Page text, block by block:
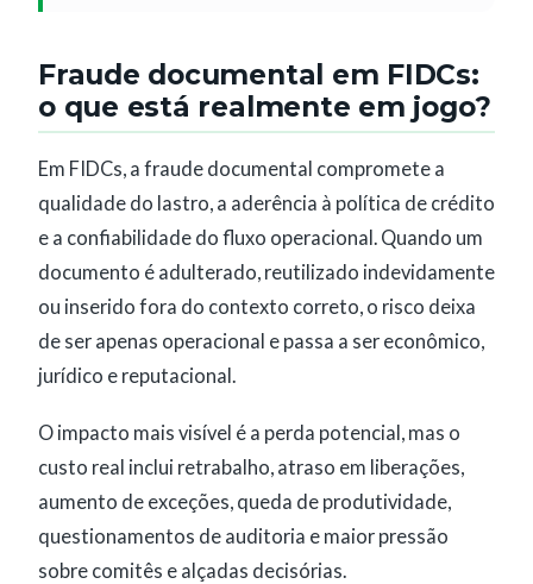
Fraude documental em FIDCs:
o que está realmente em jogo?
Em FIDCs, a fraude documental compromete a
qualidade do lastro, a aderência à política de crédito
e a confiabilidade do fluxo operacional. Quando um
documento é adulterado, reutilizado indevidamente
ou inserido fora do contexto correto, o risco deixa
de ser apenas operacional e passa a ser econômico,
jurídico e reputacional.
O impacto mais visível é a perda potencial, mas o
custo real inclui retrabalho, atraso em liberações,
aumento de exceções, queda de produtividade,
questionamentos de auditoria e maior pressão
sobre comitês e alçadas decisórias.